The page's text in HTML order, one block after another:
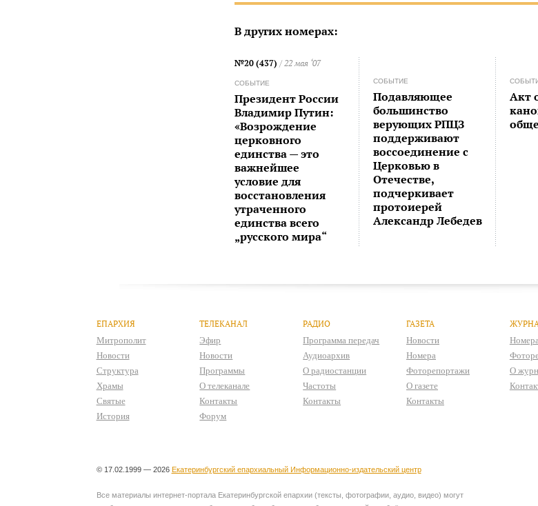
В других номерах:
№20 (437) / 22 мая ‘07
СОБЫТИЕ
Президент России
Владимир Путин:
«Возрождение
церковного
единства — это
важнейшее
условие для
восстановления
утраченного
единства всего
„русского мира“
СОБЫТИЕ
Подавляющее
большинство
верующих РПЦЗ
поддерживают
воссоединение с
Церковью в
Отечестве,
подчеркивает
протоиерей
Александр Лебедев
Акт
ЕПАРХИЯ
Митрополит
Новости
Структура
Храмы
Святые
История
ТЕЛЕКАНАЛ
Эфир
Новости
Программы
О телеканале
Контакты
Форум
РАДИО
Программа передач
Аудиоархив
О радиостанции
Частоты
Контакты
ГАЗЕТА
Новости
Номера
Фоторепортажи
О газете
Контакты
О
© 17.02.1999 — 2026 Екатеринбургский епархиальный Информационно-издательский центр
Все материалы интернет-портала Екатеринбургской епархии (тексты, фотографии, аудио, видео) могут